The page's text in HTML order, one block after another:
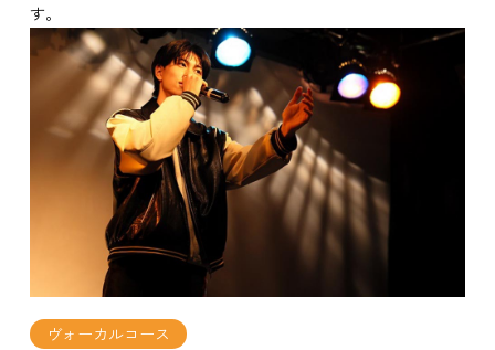
す。
ヴォーカルコース